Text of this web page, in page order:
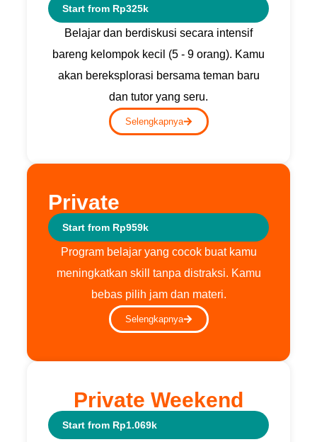
Start from Rp325k
Belajar dan berdiskusi secara intensif
bareng kelompok kecil (5 - 9 orang). Kamu
akan bereksplorasi bersama teman baru
dan tutor yang seru.
Selengkapnya
Private
Start from Rp959k
Program belajar yang cocok buat kamu
meningkatkan skill tanpa distraksi. Kamu
bebas pilih jam dan materi.
Selengkapnya
Private Weekend
Start from Rp1.069k